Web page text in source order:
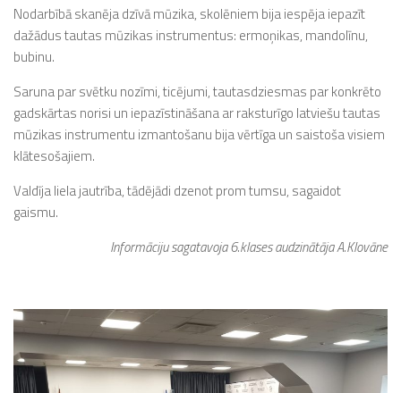
Nodarbībā skanēja dzīvā mūzika, skolēniem bija iespēja iepazīt
dažādus tautas mūzikas instrumentus: ermoņikas, mandolīnu,
bubinu.
Saruna par svētku nozīmi, ticējumi, tautasdziesmas par konkrēto
gadskārtas norisi un iepazīstināšana ar raksturīgo latviešu tautas
mūzikas instrumentu izmantošanu bija vērtīga un saistoša visiem
klātesošajiem.
Valdīja liela jautrība, tādējādi dzenot prom tumsu, sagaidot
gaismu.
Informāciju sagatavoja 6.klases audzinātāja A.Klovāne